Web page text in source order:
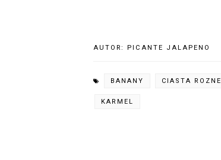
AUTOR: PICANTE JALAPENO
BANANY CIASTA ROZNE
KARMEL